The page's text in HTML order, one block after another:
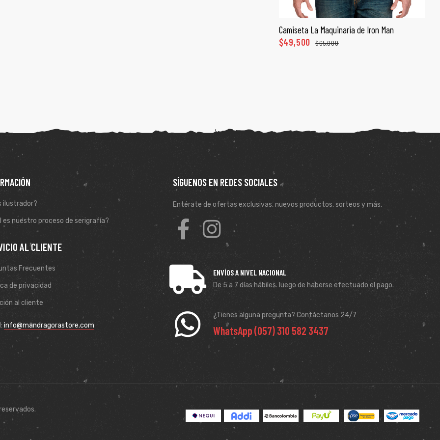
SELECCIONAR OPCIONES
Camiseta La Maquinaria de Iron Man
$65,000
$49,500
ilustrador?
es nuestro proceso de serigrafía?
AL CLIENTE
Frecuentes
de privacidad
al cliente
info@mandragorastore.com
SÍGUENOS EN REDES SOCIALES
Entérate de ofertas exclusivas, nuevos productos, sorteos y más.
ENVÍOS A NIVEL NACIONAL
De 5 a 7 días hábiles. luego de haberse efectuado el pago.
¿Tienes alguna pregunta? Contáctanos 24/7
WhatsApp (057) 310 582 3437